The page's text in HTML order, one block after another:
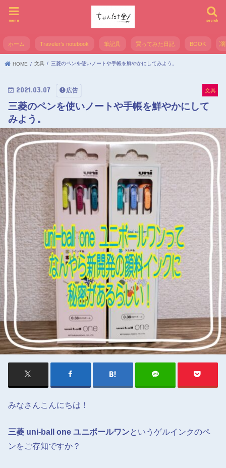
search
menu
ホーム Traveler’s notebook 筆記具 買ってみた日記 BOOK
HOME 文具 三菱のペンを使いノートや手帳を鮮やかにしてみよう。
文具
2021.03.07 広告
三菱のペンを使いノートや手帳を鮮やかにして
みよう。
みなさんこんにちは！
三菱 uni-ball one ユニボールワンというゲルインクのペ
ンをご存知ですか？